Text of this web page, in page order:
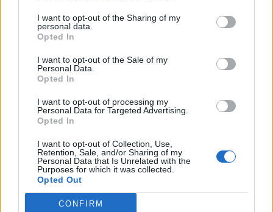
I want to opt-out of the Sharing of my
personal data.
Opted In
I want to opt-out of the Sale of my
Personal Data.
Opted In
I want to opt-out of processing my
Personal Data for Targeted Advertising.
Opted In
I want to opt-out of Collection, Use,
Retention, Sale, and/or Sharing of my
Personal Data that Is Unrelated with the
Purposes for which it was collected.
Opted Out
CONFIRM
VAI ALLA VERSIONE CLASSICA
Alcune foto (screenshot) ed articoli presenti su "Calciomercato Magazine" sono in parte
giunti da internet, in quanto arrivati alla nostra attenzione attraverso regolari
comunicati stampa con immagini e testi allegati ed autorizzati alla pubblicazione, e
quindi valutati di pubblico dominio. Se i soggetti o gli autori avessero qualcosa in
contrario alla pubblicazione, non avranno che da segnalarlo alla redazione (indirizzo
redazione@napolimagazine.com
"Calciomercato Magazine" non è una testata giornalistica, ma un sito di informazione di
proprietà di Napoli Magazine.